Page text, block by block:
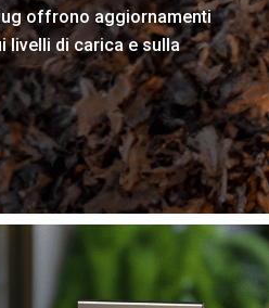
offrono aggiornamenti
livelli di carica e sulla